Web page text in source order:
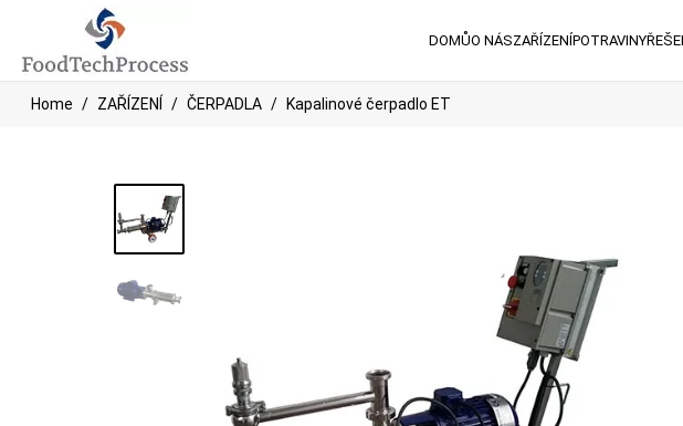
DOMŮO NÁSZAŘÍZENÍPOTRAVINY
Home ZAŘÍZENÍ ČERPADLA Kapalinové čerpadlo ET